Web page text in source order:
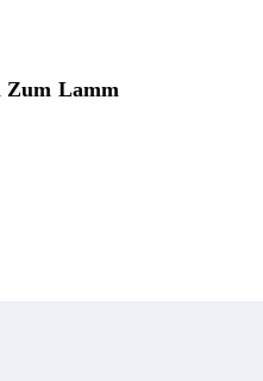
Zum Lamm